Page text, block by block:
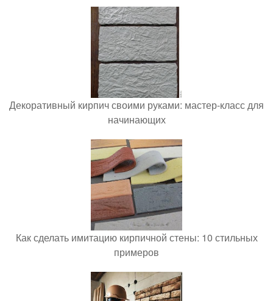
Декоративный кирпич своими руками: мастер-класс для
начинающих
Как сделать имитацию кирпичной стены: 10 стильных
примеров